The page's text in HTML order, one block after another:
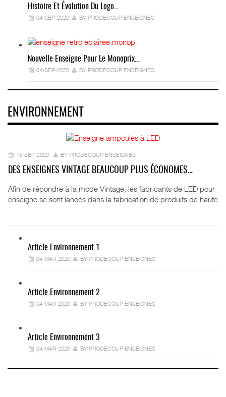
Histoire Et Évolution Du Logo…
04-SEP-2020 BY PRODECOUP ENSEIGNES
Nouvelle Enseigne Pour Le Monoprix…
04-SEP-2020 BY PRODECOUP ENSEIGNES
ENVIRONNEMENT
15-SEP-2020 BY PRODECOUP ENSEIGNES
DES ENSEIGNES VINTAGE BEAUCOUP PLUS ÉCONOMES…
Afin de répondre à la mode Vintage, les fabricants de LED pour
enseigne se sont lancés dans la fabrication de produits de haute
Article Environnement 1
04-MAR-2020 BY PRODECOUP ENSEIGNES
Article Environnement 2
04-MAR-2020 BY PRODECOUP ENSEIGNES
Article Environnement 3
04-MAR-2020 BY PRODECOUP ENSEIGNES